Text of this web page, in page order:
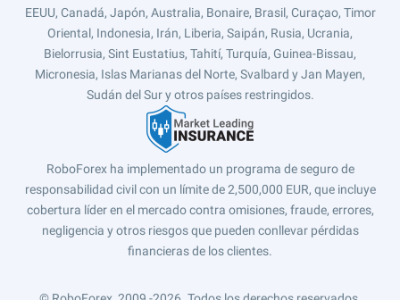
EEUU, Canadá, Japón, Australia, Bonaire, Brasil, Curaçao, Timor
Oriental, Indonesia, Irán, Liberia, Saipán, Rusia, Ucrania,
Bielorrusia, Sint Eustatius, Tahití, Turquía, Guinea-Bissau,
Micronesia, Islas Marianas del Norte, Svalbard y Jan Mayen,
Sudán del Sur y otros países restringidos.
RoboForex ha implementado un programa de seguro de
responsabilidad civil con un límite de 2,500,000 EUR, que incluye
cobertura líder en el mercado contra omisiones, fraude, errores,
negligencia y otros riesgos que pueden conllevar pérdidas
financieras de los clientes.